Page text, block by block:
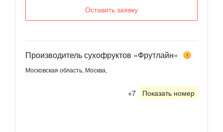
Оставить заявку
Производитель сухофруктов «Фрутлайн» 1
Московская область, Москва,
+7 Показать номер